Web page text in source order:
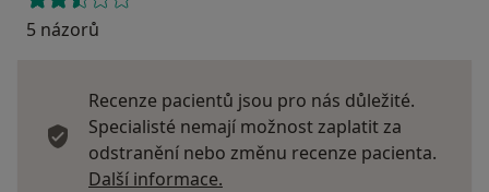
5 názorů
Recenze pacientů jsou pro nás důležité.
Specialisté nemají možnost zaplatit za
odstranění nebo změnu recenze pacienta.
Další informace.